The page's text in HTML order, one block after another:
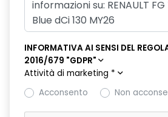
INFORMATIVA AI SENSI DEL
2016/679 "GDPR"
Attività di marketing *
Acconsento
Non